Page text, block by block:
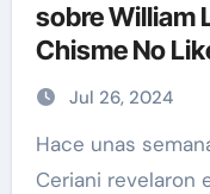
sobre William
Chisme No
Jul 26, 2024
Hace unas semanas Elisa Beristain y Javier
Ceriani revelaron